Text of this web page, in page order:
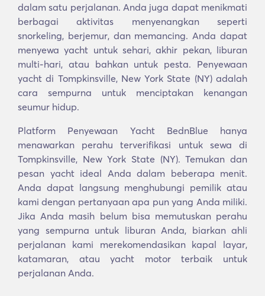
dalam satu perjalanan. Anda juga dapat menikmati
berbagai aktivitas menyenangkan seperti
snorkeling, berjemur, dan memancing. Anda dapat
menyewa yacht untuk sehari, akhir pekan, liburan
multi-hari, atau bahkan untuk pesta. Penyewaan
yacht di Tompkinsville, New York State (NY) adalah
cara sempurna untuk menciptakan kenangan
seumur hidup.
Platform Penyewaan Yacht BednBlue hanya
menawarkan perahu terverifikasi untuk sewa di
Tompkinsville, New York State (NY). Temukan dan
pesan yacht ideal Anda dalam beberapa menit.
Anda dapat langsung menghubungi pemilik atau
kami dengan pertanyaan apa pun yang Anda miliki.
Jika Anda masih belum bisa memutuskan perahu
yang sempurna untuk liburan Anda, biarkan ahli
perjalanan kami merekomendasikan kapal layar,
katamaran, atau yacht motor terbaik untuk
perjalanan Anda.